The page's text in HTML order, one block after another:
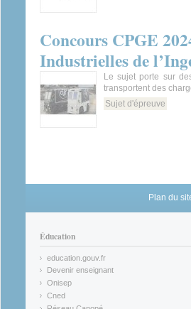
Concours CPGE
Industrielles de
Le sujet porte sur
transportent des
Sujet d'épreuve
Plan du
Éducation
education.gouv.fr
(link is external)
Devenir enseignant
(link is external)
Onisep
(link is external)
Cned
(link is external)